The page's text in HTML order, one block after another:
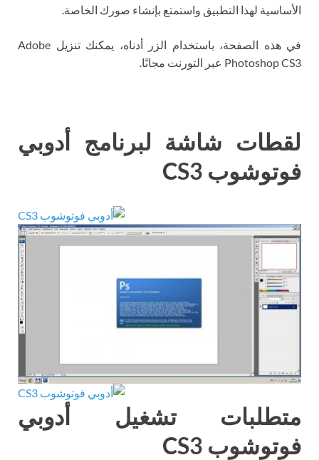
الأساسية لهذا التطبيق واستمتع بإنشاء صورك الخاصة.
في هذه الصفحة، باستخدام الزر أدناه، يمكنك تنزيل Adobe
Photoshop CS3 عبر التورنت مجانًا.
لقطات شاشة لبرنامج أدوبي
فوتوشوب CS3
متطلبات تشغيل أدوبي
فوتوشوب CS3